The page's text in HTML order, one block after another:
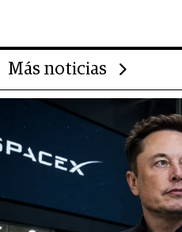
Más noticias